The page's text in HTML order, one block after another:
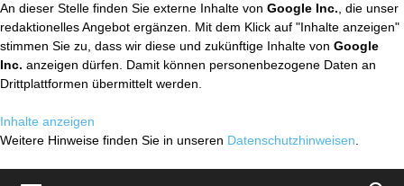
An dieser Stelle finden Sie externe Inhalte von Google Inc. , die unser
redaktionelles Angebot ergänzen. Mit dem Klick auf "Inhalte anzeigen"
stimmen Sie zu, dass wir diese und zukünftige Inhalte von Google
Inc. anzeigen dürfen. Damit können personenbezogene Daten an
Drittplattformen übermittelt werden.
Inhalte anzeigen
Weitere Hinweise finden Sie in unseren Datenschutzhinweisen